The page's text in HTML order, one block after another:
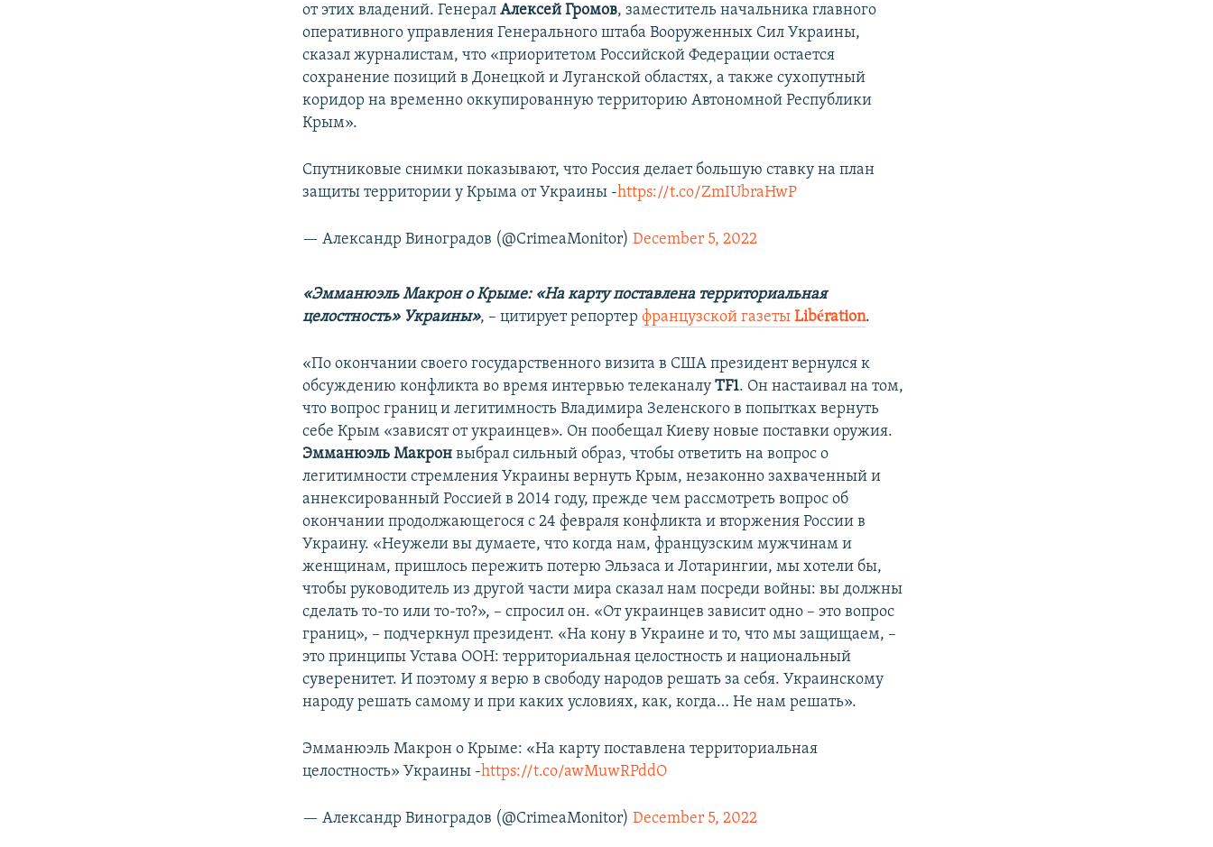
от этих владений. ГенералАлексей Громов, заместитель начальника главного
оперативного управления Генерального штаба Вооруженных Сил Украины,
сказал журналистам, что «приоритетом Российской Федерации остается
сохранение позиций в Донецкой и Луганской областях, а также сухопутный
коридор на временно оккупированную территорию Автономной Республики
Крым».
Спутниковые снимки показывают, что Россия делает большую ставку на план
защиты территории у Крыма от Украины -https://t.co/ZmIUbraHwP
— Александр Виноградов (@CrimeaMonitor)December 5, 2022
«Эмманюэль Макрон о Крыме: «На карту поставлена территориальная
целостность» Украины», – цитирует репортерфранцузской газетыLibération.
«По окончании своего государственного визита в США президент вернулся к
обсуждению конфликта во время интервью телеканалуTF1. Он настаивал на том,
что вопрос границ и легитимность Владимира Зеленского в попытках вернуть
себе Крым «зависят от украинцев». Он пообещал Киеву новые поставки оружия.
Эмманюэль Макрон выбрал сильный образ, чтобы ответить на вопрос о
легитимности стремления Украины вернуть Крым, незаконно захваченный и
аннексированный Россией в 2014 году, прежде чем рассмотреть вопрос об
окончании продолжающегося с 24 февраля конфликта и вторжения России в
Украину. «Неужели вы думаете, что когда нам, французским мужчинам и
женщинам, пришлось пережить потерю Эльзаса и Лотарингии, мы хотели бы,
чтобы руководитель из другой части мира сказал нам посреди войны: вы должны
сделать то-то или то-то?», – спросил он. «От украинцев зависит одно – это вопрос
границ», – подчеркнул президент. «На кону в Украине и то, что мы защищаем, –
это принципы Устава ООН: территориальная целостность и национальный
суверенитет. И поэтому я верю в свободу народов решать за себя. Украинскому
народу решать самому и при каких условиях, как, когда… Не нам решать».
Эмманюэль Макрон о Крыме: «На карту поставлена ​​территориальная
целостность» Украины -https://t.co/awMuwRPddO
— Александр Виноградов (@CrimeaMonitor)December 5, 2022